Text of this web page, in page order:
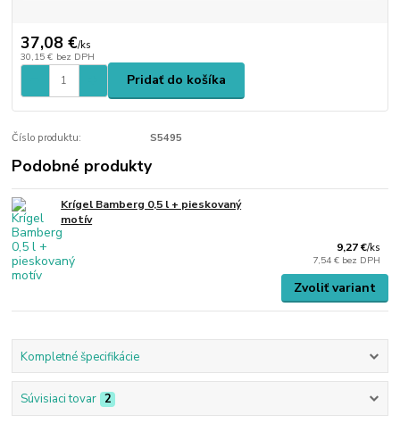
37,08 €/ks
30,15 € bez DPH
Pridať do košíka
Číslo produktu: S5495
Podobné produkty
Krígel Bamberg 0,5 l + pieskovaný
motív
9,27 €/ks
7,54 € bez DPH
Zvoliť variant
Kompletné špecifikácie
Súvisiaci tovar 2